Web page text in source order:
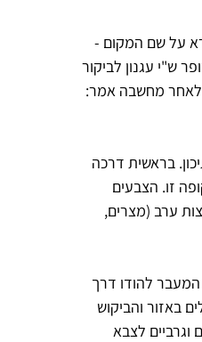
על שם המקום -
ש"י עגנון לביקור
ולאחר מחשבה אמר:
בראשית דרכה
זו. הצבעים
גם לשוק של ארצות ערב (מצרים,
להודו דרך
באזור והביקוש
לצבא